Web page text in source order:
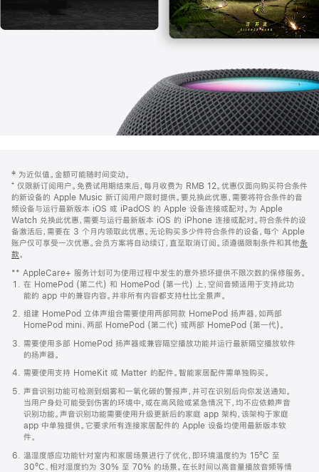
页
页
脚
注
‡ 为近似值。金额可能随时间变动。
⁺ 仅限新订阅用户。免费试用期结束后，每月收费为 RMB 12。优惠仅面向购买符合条件
的新设备的 Apple Music 新订阅用户限时提供。要兑换此优惠，需要将符合条件的音
频设备与运行最新版本 iOS 或 iPadOS 的 Apple 设备连接或配对。为 Apple
Watch 兑换此优惠，需要与运行最新版本 iOS 的 iPhone 连接或配对。符合条件的设
备激活后，需要在 3 个月内领取此优惠。无论购买多少件符合条件的设备，每个 Apple
账户仅可享受一次优惠。会员方案将自动续订，直至取消订阅。须遵循限制条件和其他条
款。
窗
口
中
打
开)
** AppleCare+ 服务计划可为使用过程中发生的意外损坏提供不限次数的保修服务。
在 HomePod (第二代) 和 HomePod (第一代) 上，空间音频适用于支持此功
能的 app 中的兼容内容。并非所有内容都支持杜比全景声。
组建 HomePod 立体声组合需要使用两部同款 HomePod 扬声器，如两部
HomePod mini、两部 HomePod (第二代) 或两部 HomePod (第一代)。
需要使用多部 HomePod 扬声器或兼容隔空播放功能并运行最新隔空播放软件
的扬声器。
需要使用支持 HomeKit 或 Matter 的配件。智能家居配件需单独购买。
声音识别功能可检测到烟雾和一氧化碳的警报声，并可在识别后向你发送通知。
当用户身处可能受到伤害的环境中，或在高风险或紧急情况下，均不应依赖声音
识别功能。声音识别功能需要使用升级更新后的家庭 app 架构，该架构于家庭
app 中单独提供。它要求所有连接家居配件的 Apple 设备均使用最新版本软
件。
温湿度感应功能针对室内和家居场景进行了优化，即环境温度约为 15ºC 至
30ºC、相对湿度约为 30% 至 70% 的场景。在长时间以高音量播放音频等情